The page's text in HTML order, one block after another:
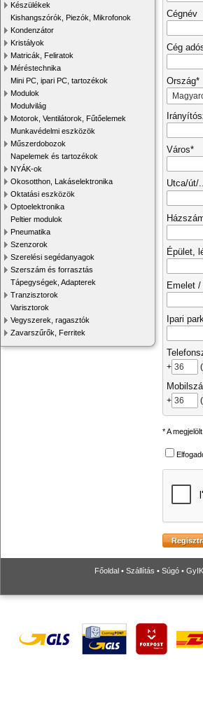
Készülékek
Kishangszórók, Piezók, Mikrofonok
Kondenzátor
Kristályok
Matricák, Feliratok
Méréstechnika
Mini PC, ipari PC, tartozékok
Modulok
Modulvilág
Motorok, Ventilátorok, Fűtőelemek
Munkavédelmi eszközök
Műszerdobozok
Napelemek és tartozékok
NYÁK-ok
Okosotthon, Lakáselektronika
Oktatási eszközök
Optoelektronika
Peltier modulok
Pneumatika
Szenzorok
Szerelési segédanyagok
Szerszám és forrasztás
Tápegységek, Adapterek
Tranzisztorok
Varisztorok
Vegyszerek, ragasztók
Zavarszűrők, Ferritek
Cégnév
Cég
Ország*
Város*
Utca/út/
Épület,
Emelet /
Ipari
+
(
+
(
* A
Főoldal • Szállítás • Súgó • GyIK